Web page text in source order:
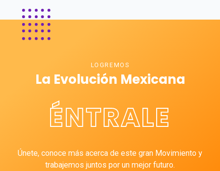
LOGREMOS
La Evolución Mexicana
ÉNTRALE
Únete, conoce más acerca de este gran Movimiento y
trabajemos juntos por un mejor futuro.